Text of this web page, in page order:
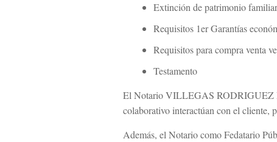
Extinción de patrimonio
Requisitos 1er Garantías
Requisitos para compra venta
Testamento
El Notario VILLEGAS RODRIGUEZ
colaborativo interactúan con el cliente,
Además, el Notario como Fedatario